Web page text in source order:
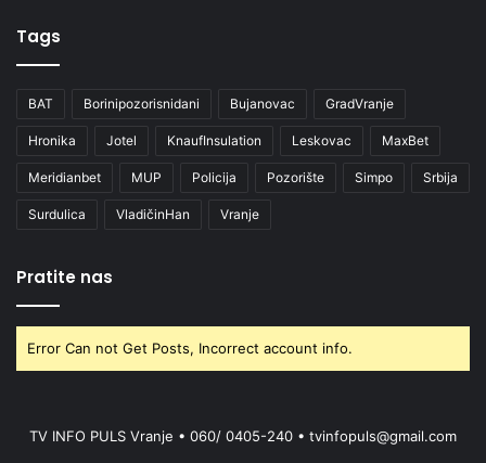
Tags
BAT Borinipozorisnidani Bujanovac GradVranje
Hronika Jotel KnaufInsulation Leskovac MaxBet
Meridianbet MUP Policija Pozorište Simpo Srbija
Surdulica VladičinHan Vranje
Pratite nas
Error Can not Get Posts, Incorrect account info.
TV INFO PULS Vranje • 060/ 0405-240 • tvinfopuls@gmail.com